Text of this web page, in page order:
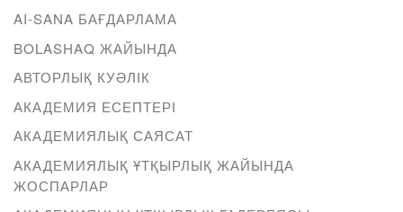
AI-SANA БАҒДАРЛАМА
BOLASHAQ ЖАЙЫНДА
АВТОРЛЫҚ КУӘЛІК
АКАДЕМИЯ ЕСЕПТЕРІ
АКАДЕМИЯЛЫҚ САЯСАТ
АКАДЕМИЯЛЫҚ ҰТҚЫРЛЫҚ ЖАЙЫНДА
ЖОСПАРЛАР